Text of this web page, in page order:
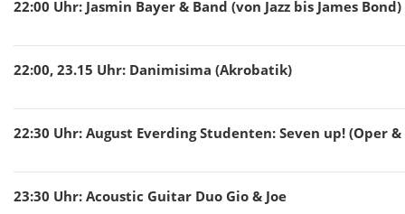
22:00 Uhr: Jasmin Bayer & Band (von Jazz bis James Bond)
22:00, 23.15 Uhr: Danimisima (Akrobatik)
22:30 Uhr: August Everding Studenten: Seven up! (Oper
23:30 Uhr: Acoustic Guitar Duo Gio & Joe